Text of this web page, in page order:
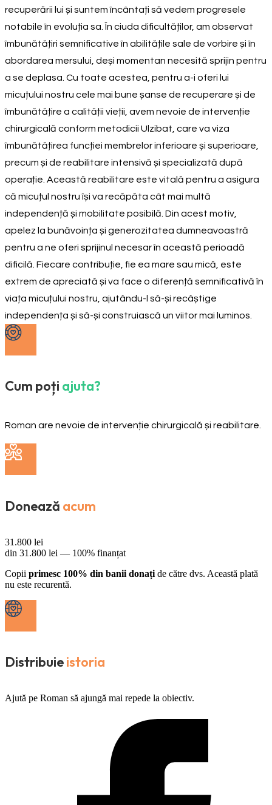
recuperării lui și suntem încântați să vedem progresele
notabile în evoluția sa. În ciuda dificultăților, am observat
îmbunătățiri semnificative în abilitățile sale de vorbire și în
abordarea mersului, deși momentan necesită sprijin pentru
a se deplasa. Cu toate acestea, pentru a-i oferi lui
micuțului nostru cele mai bune șanse de recuperare și de
îmbunătățire a calității vieții, avem nevoie de intervenție
chirurgicală conform metodicii Ulzibat, care va viza
îmbunătățirea funcției membrelor inferioare și superioare,
precum și de reabilitare intensivă și specializată după
operație. Această reabilitare este vitală pentru a asigura
că micuțul nostru își va recăpăta cât mai multă
independență și mobilitate posibilă. Din acest motiv,
apelez la bunăvoința și generozitatea dumneavoastră
pentru a ne oferi sprijinul necesar în această perioadă
dificilă. Fiecare contribuție, fie ea mare sau mică, este
extrem de apreciată și va face o diferență semnificativă în
viața micuțului nostru, ajutându-l să-și recâștige
independența și să-și construiască un viitor mai luminos.
Cum poți ajuta?
Roman are nevoie de intervenție chirurgicală și reabilitare.
Donează acum
31.800 lei
din 31.800 lei — 100% finanțat
Copii primesc 100% din banii donați de către dvs. Această plată
nu este recurentă.
Distribuieistoria
Ajută pe Roman să ajungă mai repede la obiectiv.